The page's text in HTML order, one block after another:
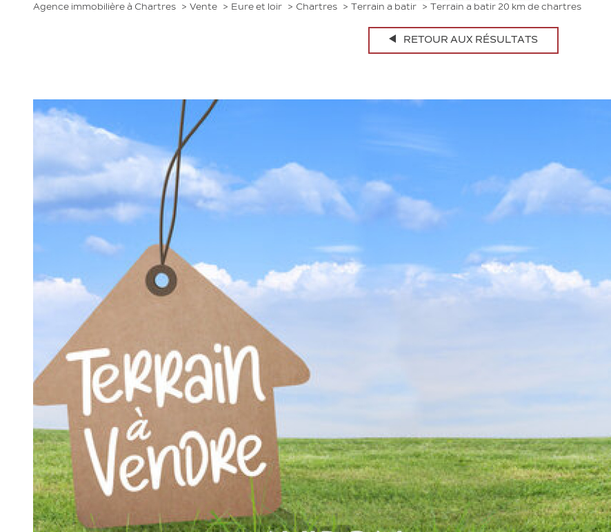
Agence immobilière à Chartres Vente Eure et loir Chartres Terrain a batir Terrain a batir 20 km de chartres
RETOUR AUX RÉSULTATS